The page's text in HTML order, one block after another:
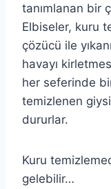
tanımlanan bir
Elbiseler, kuru
çözücü ile
havayı
her seferinde
temizlenen
dururlar.
Kuru
gelebilir…